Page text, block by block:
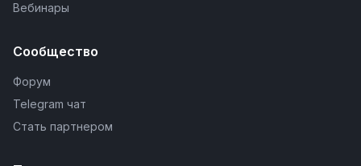
Вебинары
Сообщество
Форум
Telegram чат
Стать партнером